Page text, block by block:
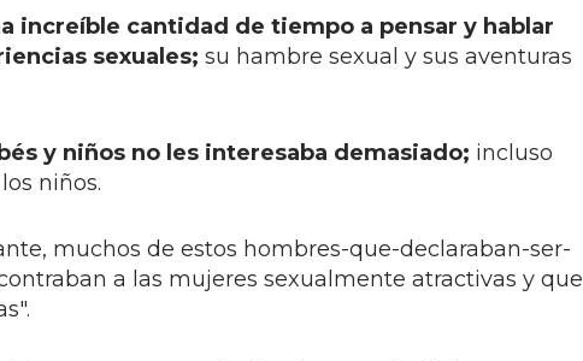
increíble cantidad de tiempo a pensar y hablar
sexuales; su hambre sexual y sus aventuras
y niños no les interesaba demasiado; incluso
niños.
muchos de estos hombres-que-declaraban-ser-
a las mujeres sexualmente atractivas y que